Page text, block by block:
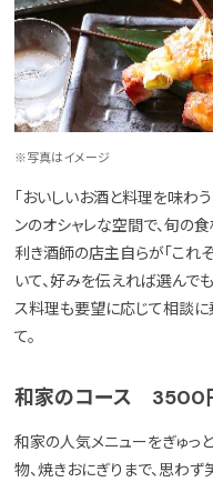
※写真はイメージ
「おいしいお酒と料理を味わ
ンのオシャレな空間で、旬の
利き酒師の店主自らが「これ
いて、好みを伝えれば選んで
ス料理も要望に応じて相談に
て。
和家のコース 3500
和家の人気メニューをぎゅっ
物、焼きおにぎりまで、思わ